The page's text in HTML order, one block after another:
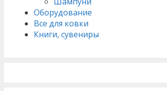
Оборудование
Все для ковки
Книги, сувениры